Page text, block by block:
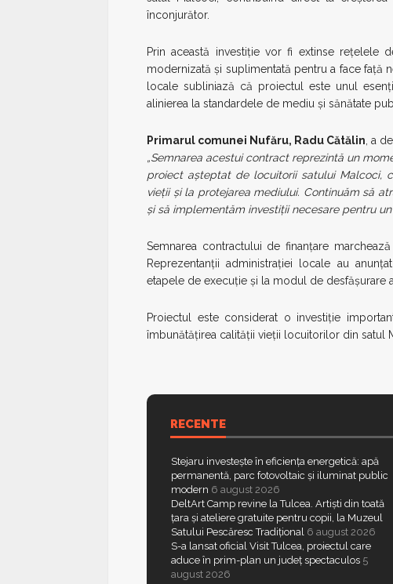
înconjurător.
Prin această investiție vor fi extinse rețelele
modernizată și suplimentată pentru a face față
locale subliniază că proiectul este unul
alinierea la standardele de mediu și sănătate
Primarul comunei Nufăru, Radu Cătălin, a
„Semnarea acestui contract reprezintă un
proiect așteptat de locuitorii satului Malcoci,
vieții și la protejarea mediului. Continuăm să
și să implementăm investiții necesare pentru
Semnarea contractului de finanțare
Reprezentanții administrației locale au
etapele de execuție și la modul de desfășurare
Proiectul este considerat o investiție
îmbunătățirea calității vieții locuitorilor din satul
RECENTE
Stejaru investește în eficiența energetică: apă
permanentă, parc fotovoltaic și iluminat public
modern 6 august 2026
DeltArt Camp revine la Tulcea. Artiști din toată
țara și ateliere gratuite pentru copii, la Muzeul
Satului Pescăresc Tradițional 6 august 2026
S-a lansat oficial Visit Tulcea, proiectul care
aduce în prim-plan un județ spectaculos 5
august 2026